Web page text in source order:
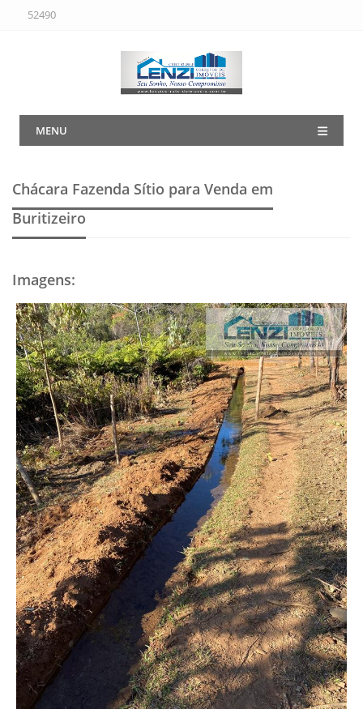
52490
MENU
Chácara Fazenda Sítio para Venda em
Buritizeiro
Imagens: